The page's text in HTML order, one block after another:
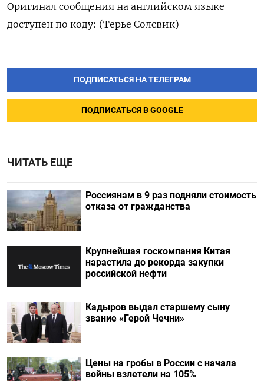
Оригинал сообщения на английском языке
доступен по коду: (Терье Солсвик)
ПОДПИСАТЬСЯ НА ТЕЛЕГРАМ
ПОДПИСАТЬСЯ В GOOGLE
ЧИТАТЬ ЕЩЕ
Россиянам в 9 раз подняли стоимость
отказа от гражданства
Крупнейшая госкомпания Китая
нарастила до рекорда закупки
российской нефти
Кадыров выдал старшему сыну
звание «Герой Чечни»
Цены на гробы в России с начала
войны взлетели на 105%